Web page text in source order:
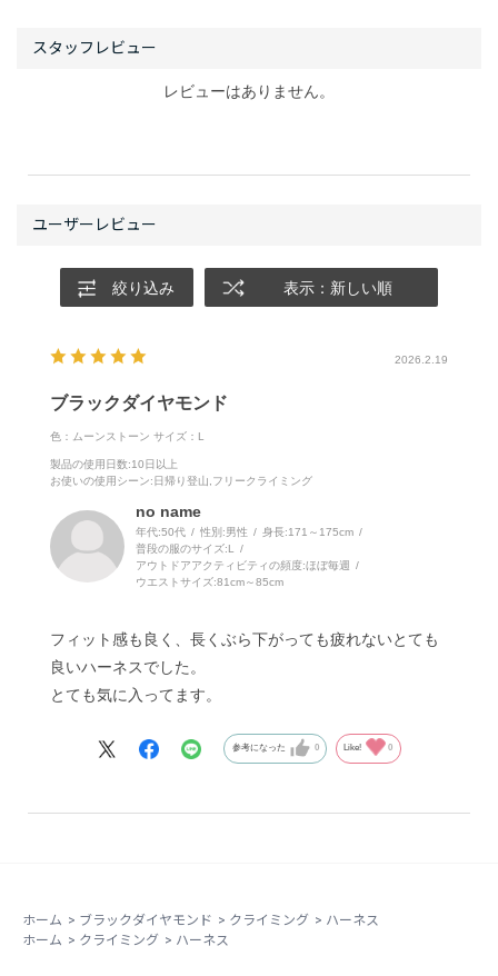
絞り込み 表示：新しい順
2026.2.19
ブラックダイヤモンド
色：ムーンストーン サイズ：L
製品の使用日数:10日以上
お使いの使用シーン:日帰り登山,フリークライミング
no name
年代:50代 性別:男性 身長:171～175cm
普段の服のサイズ:L
アウトドアアクティビティの頻度:ほぼ毎週
ウエストサイズ:81cm～85cm
フィット感も良く、長くぶら下がっても疲れないとても
良いハーネスでした。
とても気に入ってます。
参考になった 0 Like! 0
レビューはありません。
ホーム > ブラックダイヤモンド > クライミング > ハーネス
ホーム > クライミング > ハーネス